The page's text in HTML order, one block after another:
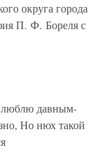
округа города
П. Ф. Бореля с
давным-
Но нюх такой